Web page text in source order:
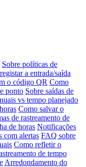
Sobre políticas de
a entrada/saída
o código QR Como
ponto Sobre saídas de
vs tempo planejado
Como salvar o
de rastreamento de
de horas Notificações
com alertas FAQ sobre
Como refletir o
de tempo
Arredondamento do